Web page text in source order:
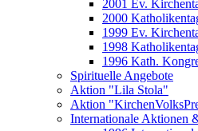
2001 Ev.
2000
1999 Ev.
1998
1996 Kath.
Spirituelle Angebote
Aktion "Lila Stola"
Aktion
Internationale Aktionen